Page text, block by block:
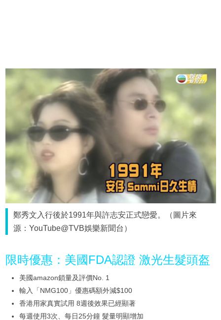
鄭秀文入行後於1991年與許志安正式戀愛。（圖片來
源：YouTube@TVB娛樂新聞台）
限時優惠：美國FDA認證 激光生髮頭盔
美國amazon鎖量及評價No. 1
輸入「NMG100」優惠碼額外減$100
香港用家真實試用 8週後效果已經顯著
每週使用3次、每日25分鐘 髮量明顯增加